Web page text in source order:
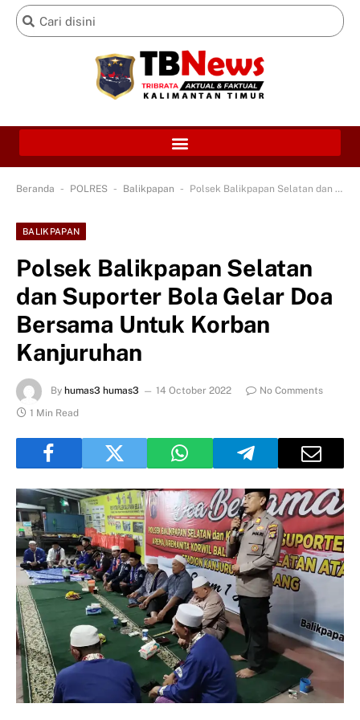
Beranda - POLRES - Balikpapan - Polsek Balikpapan Selatan dan Suporter Bola Gelar Doa Bersama Untuk Korban Kanjuruhan
BALIKPAPAN
Polsek Balikpapan Selatan
dan Suporter Bola Gelar Doa
Bersama Untuk Korban
Kanjuruhan
By humas3 humas3 14 October 2022
No Comments
1 Min Read